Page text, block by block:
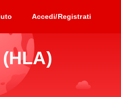
Accedi/Registrati